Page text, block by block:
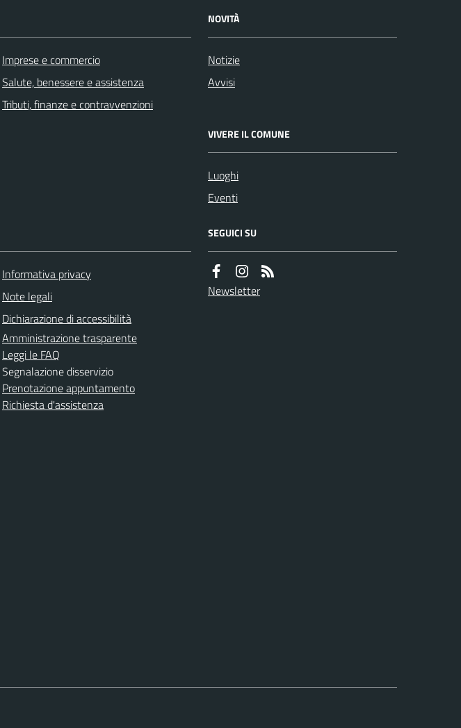
Imprese e commercio
Salute, benessere e assistenza
Tributi, finanze e contravvenzioni
NOVITÀ
Notizie
Avvisi
VIVERE IL COMUNE
Luoghi
Eventi
Informativa privacy
Note legali
Dichiarazione di accessibilità
Amministrazione trasparente
Leggi le FAQ
Segnalazione disservizio
Prenotazione appuntamento
Richiesta d'assistenza
SEGUICI SU
Newsletter